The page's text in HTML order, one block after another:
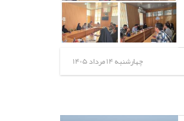
چهارشنبه 14 مرداد 1405